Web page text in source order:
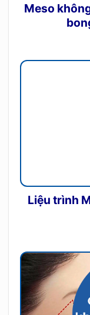
Meso
Liệu trình